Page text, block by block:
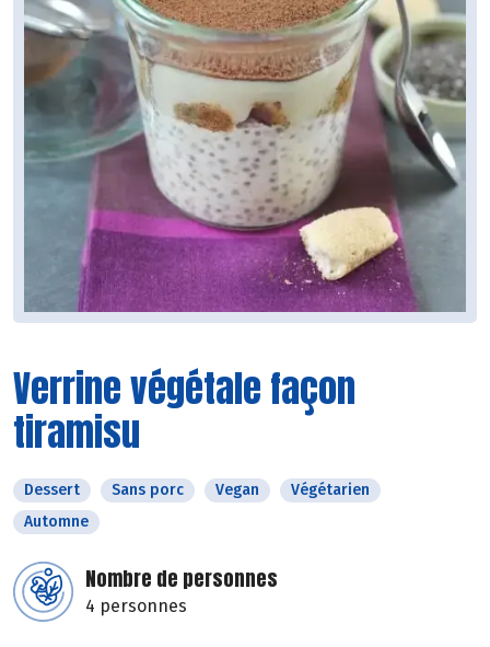
Verrine végétale façon
tiramisu
Dessert Sans porc Vegan
Végétarien
Automne
Nombre de personnes
4 personnes